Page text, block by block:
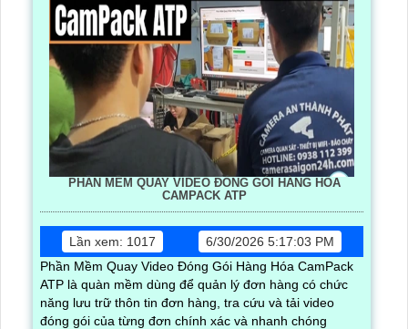
PHẦN MỀM QUAY VIDEO ĐÓNG GÓI HÀNG HÓA
CAMPACK ATP
Lần xem: 1017
6/30/2026 5:17:03 PM
Phần Mềm Quay Video Đóng Gói Hàng Hóa CamPack
ATP là quàn mềm dùng để quản lý đơn hàng có chức
năng lưu trữ thôn tin đơn hàng, tra cứu và tải video
đóng gói của từng đơn chính xác và nhanh chóng